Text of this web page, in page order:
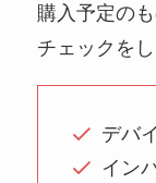
購入予定の
チェックをし
デバ
イン